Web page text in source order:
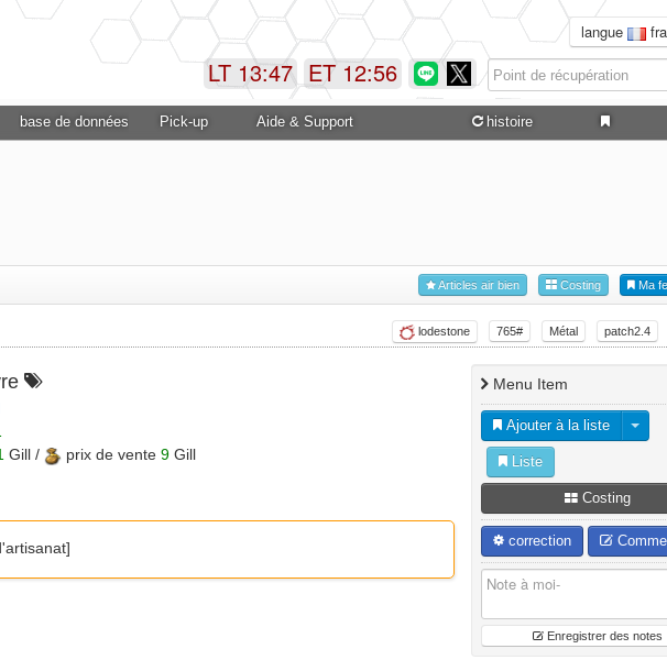
langue
ET 12:56
LT 13:47
base de données Pick-up Aide & Support histoire
Ma
Costing
Articles air bien
patch2.4
Métal
765#
lodestone
Gill / prix de vente 9 Gill
Menu Item
Ajouter à la liste
Liste
Costing
correction
Enregistrer des notes